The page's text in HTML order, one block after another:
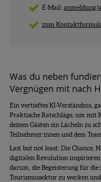
E-Mail: anmeldung
zum
Was du neben
Vergnügen mit nach
Ein vertieftes KI-Verständnis,
Praktische Ratschläge, um mit
deinen Gästen ein Lächeln zu
Teilnehmer:innen und dem
Last but not least: Die Chance,
digitalen Revolution inspirieren
darum, die Begeisterung für
Tourismussektor zu wecken